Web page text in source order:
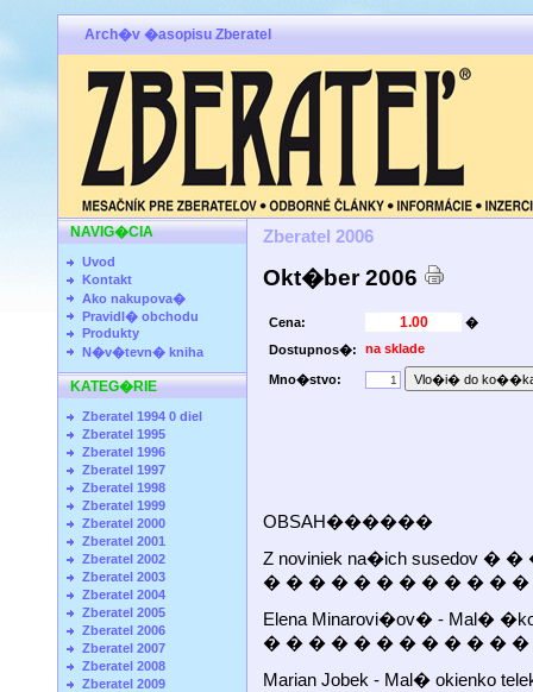
Arch�v �asopisu Zberatel
NAVIG�CIA
Uvod
Kontakt
Ako nakupova�
Pravidl� obchodu
Produkty
N�v�tevn� kniha
KATEG�RIE
Zberatel 1994 0 diel
Zberatel 1995
Zberatel 1996
Zberatel 1997
Zberatel 1998
Zberatel 1999
Zberatel 2000
Zberatel 2001
Zberatel 2002
Zberatel 2003
Zberatel 2004
Zberatel 2005
Zberatel 2006
Zberatel 2007
Zberatel 2008
Zberatel 2009
Zberatel 2006
Okt�ber 2006
Cena:
�
Dostupnos�:
na sklade
Mno�stvo:
OBSAH������
Z noviniek na�ich
� � � � � � � � � � � �
Elena Minarovi�ov� - Mal�
� � � � � � � � � � � �
Marian Jobek - Mal�